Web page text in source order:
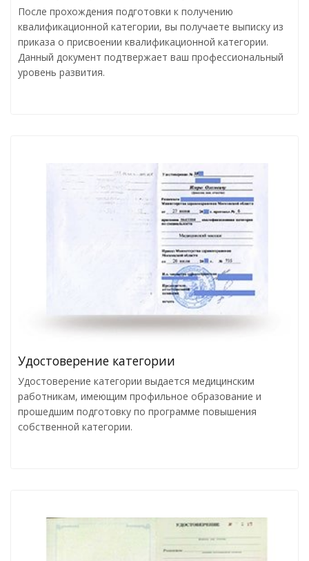
После прохождения подготовки к получению
квалификационной категории, вы получаете выписку из
приказа о присвоении квалификационной категории.
Данный документ подтвержает ваш профессиональный
уровень развития.
Удостоверение категории
Удостоверение категории выдается медицинским
работникам, имеющим профильное образование и
прошедшим подготовку по программе повышения
собственной категории.